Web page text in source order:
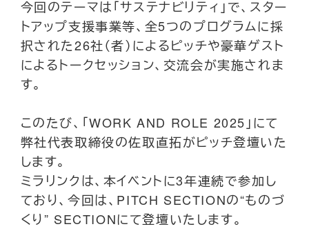
今回のテーマは「サステナビリティ」で、スター
トアップ支援事業等、全5つのプログラムに採
択された26社（者）によるピッチや豪華ゲスト
によるトークセッション、交流会が実施されま
す。
このたび、「WORK AND ROLE 2025」にて
弊社代表取締役の佐取直拓がピッチ登壇いた
します。
ミラリンクは、本イベントに3年連続で参加し
ており、今回は、PITCH SECTIONの“ものづ
くり” SECTIONにて登壇いたします。